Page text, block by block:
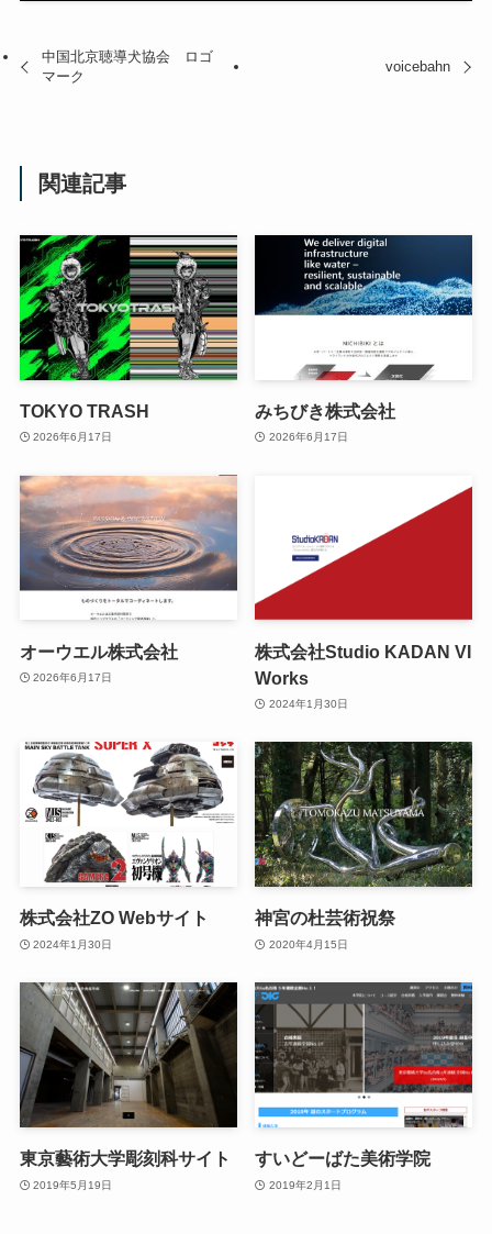
中国北京聴導犬協会 ロゴ
マーク
voicebahn
関連記事
TOKYO TRASH
2026年6月17日
みちびき株式会社
2026年6月17日
オーウエル株式会社
2026年6月17日
株式会社Studio KADAN VI
Works
2024年1月30日
株式会社ZO Webサイト
2024年1月30日
神宮の杜芸術祝祭
2020年4月15日
東京藝術大学彫刻科サイト
2019年5月19日
すいどーばた美術学院
2019年2月1日